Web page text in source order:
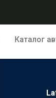
Каталог